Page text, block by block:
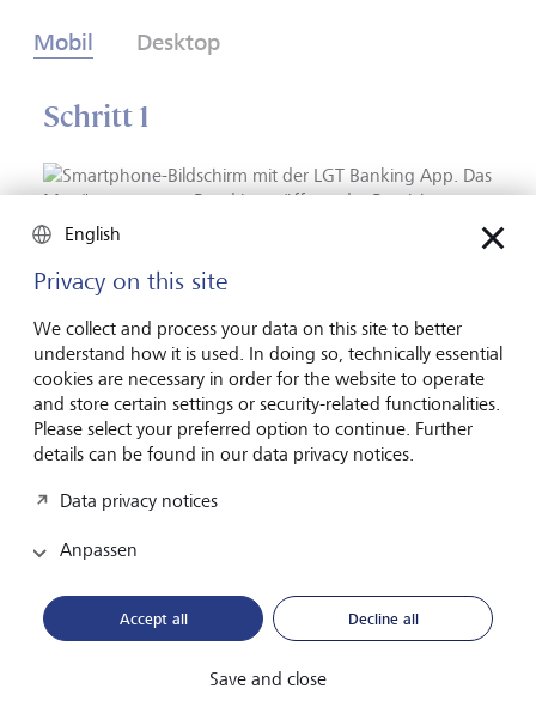
Mobil Desktop
Schritt 1
Um Zahlungen freizugeben, tippen Sie auf "Zahlungen"
1/ 4
backnext
Brauchen Sie Unterstützung?
keine Antwort auf Ihre Frage gefunden haben oder
etwas nicht funktioniert, wie es sollte. Unser LGT
für Sie da und hilft Ihnen gerne weiter.
English
Privacy on this site
We collect and process your data on this site to better
understand how it is used. In doing so, technically essential
cookies are necessary in order for the website to operate
and store certain settings or security-related functionalities.
Please select your preferred option to continue. Further
details can be found in our data privacy notices.
Data privacy notices
Anpassen
Accept all Decline all
Save and close